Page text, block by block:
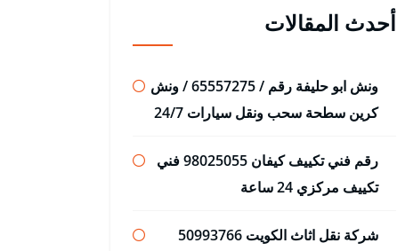
أحدث المقالات
ونش ابو حليفة رقم / 65557275 / ونش
كرين سطحة سحب ونقل سيارات 24/7
رقم فني تكييف كيفان 98025055 فني
تكييف مركزي 24 ساعة
شركة نقل اثاث الكويت 50993766